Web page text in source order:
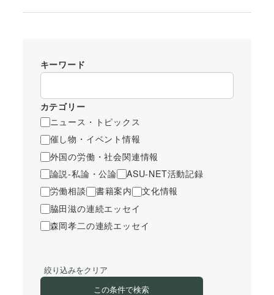
キーワード
カテゴリー
ニュース・トピックス
催し物・イベント情報
外国の労働・社会関連情報
論説-私論・公論
ASU-NET活動記録
労働相談
書籍案内
文化情報
脇田滋の連続エッセイ
森岡孝二の連続エッセイ
絞り込みをクリア
この条件で検索